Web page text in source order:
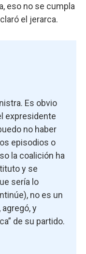
eso no se cumpla
el jerarca.
Es obvio
expresidente
no haber
episodios o
la coalición ha
y se
sería lo
no es un
agregó, y
de su partido.